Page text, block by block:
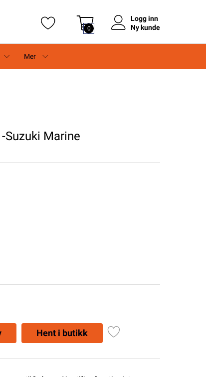
0
Logg inn
Ny kunde
Mer
-Suzuki Marine
Hent i butikk